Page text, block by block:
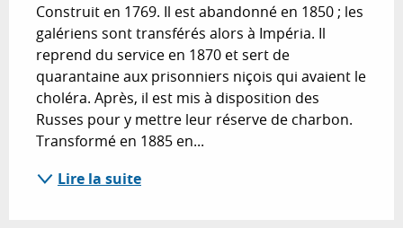
Construit en 1769. Il est abandonné en 1850 ; les
galériens sont transférés alors à Impéria. Il
reprend du service en 1870 et sert de
quarantaine aux prisonniers niçois qui avaient le
choléra. Après, il est mis à disposition des
Russes pour y mettre leur réserve de charbon.
Transformé en 1885 en...
Lire la suite